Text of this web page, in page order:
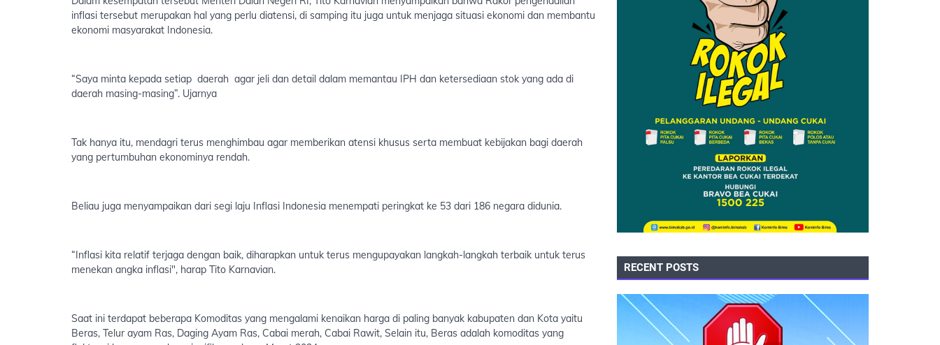
inflasi tersebut merupakan hal yang perlu diatensi, di samping itu juga untuk menjaga situasi ekonomi dan membantu
ekonomi masyarakat Indonesia.
“Saya minta kepada setiap daerah agar jeli dan detail dalam memantau IPH dan ketersediaan stok yang ada di
daerah masing-masing”. Ujarnya
Tak hanya itu, mendagri terus menghimbau agar memberikan atensi khusus serta membuat kebijakan bagi daerah
yang pertumbuhan ekonominya rendah.
Beliau juga menyampaikan dari segi laju Inflasi Indonesia menempati peringkat ke 53 dari 186 negara didunia.
“Inflasi kita relatif terjaga dengan baik, diharapkan untuk terus mengupayakan langkah-langkah terbaik untuk terus
menekan angka inflasi", harap Tito Karnavian.
Saat ini terdapat beberapa Komoditas yang mengalami kenaikan harga di paling banyak kabupaten dan Kota yaitu
Beras, Telur ayam Ras, Daging Ayam Ras, Cabai merah, Cabai Rawit, Selain itu, Beras adalah komoditas yang
RECENT POSTS